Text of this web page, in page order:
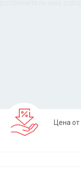
Цена